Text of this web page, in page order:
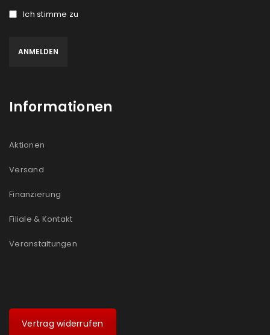
Ich stimme zu
Informationen
Aktionen
Versand
Finanzierung
Filiale & Kontakt
Veranstaltungen
Vertrag widerrufen